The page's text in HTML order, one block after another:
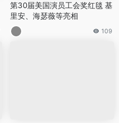
第30届美国演员工会奖红毯 基
里安、海瑟薇等亮相
109